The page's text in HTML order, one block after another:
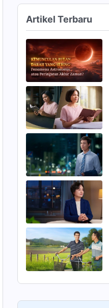
Artikel Terbaru